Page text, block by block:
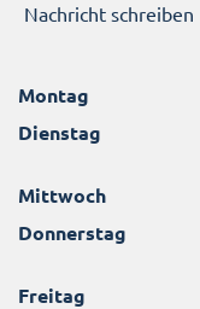
Nachricht schreiben
Montag
Dienstag
Mittwoch
Donnerstag
Freitag